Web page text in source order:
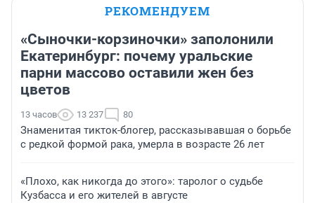
РЕКОМЕНДУЕМ
«Сыночки-корзиночки» заполонили
Екатеринбург: почему уральские
парни массово оставили жен без
цветов
13 часов 13 237 80
Знаменитая тикток-блогер, рассказывавшая о борьбе
с редкой формой рака, умерла в возрасте 26 лет
«Плохо, как никогда до этого»: таролог о судьбе
Кузбасса и его жителей в августе